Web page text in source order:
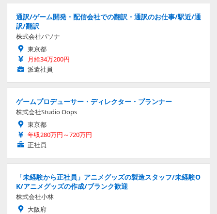
通訳/ゲーム開発・配信会社での翻訳・通訳のお仕事/駅近/通
訳/翻訳
株式会社パソナ
東京都
月給34万200円
派遣社員
ゲームプロデューサー・ディレクター・プランナー
株式会社Studio Oops
東京都
年収280万円～720万円
正社員
「未経験から正社員」アニメグッズの製造スタッフ/未経験O
K/アニメグッズの作成/ブランク歓迎
株式会社小林
大阪府